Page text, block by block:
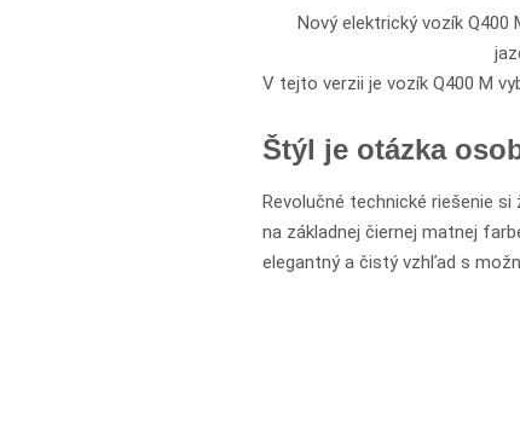
Nový elektrický vozík
V tejto verzii je vozík Q400 M
Štýl je otázka
Revolučné technické riešenie
na základnej čiernej matnej
elegantný a čistý vzhľad s